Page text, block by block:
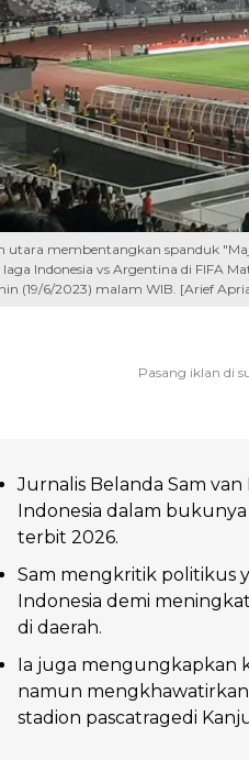
utara membentangkan spanduk
Indonesia vs Argentina di FIFA
(19/6/2023) malam WIB. [Arief
Jurnalis Belanda Sam
Indonesia dalam
terbit 2026.
Sam mengkritik politikus
Indonesia demi
di daerah.
Ia juga mengungkapkan
namun
stadion pascatragedi